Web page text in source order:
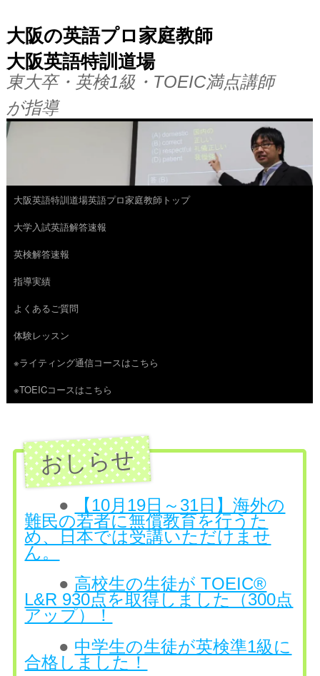
大阪の英語プロ家庭教師
大阪英語特訓道場
東大卒・英検1級・TOEIC満点講師
が指導
コ
ン
テ
ン
ツ
へ
ス
キ
大阪英語特訓道場英語プロ家庭教師トップ
大学入試英語解答速報
英検解答速報
指導実績
よくあるご質問
体験レッスン
※ライティング通信コースはこちら
※TOEICコースはこちら
●
【10月19日～31日】海外の
難民の若者に無償教育を行うた
め、日本では受講いただけませ
ん。
● 高校生の生徒が TOEIC®
L&R 930点を取得しました（300点
アップ）！
● 中学生の生徒が英検準1級に
合格しました！